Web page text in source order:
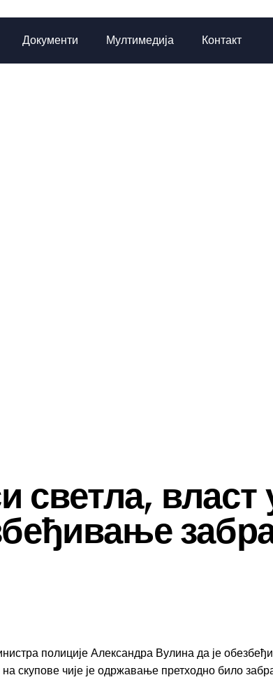
Документи Мултимедија Контакт
светла, власт
полиције Александра Вулина да је
скупове чије је одржавање претходно било